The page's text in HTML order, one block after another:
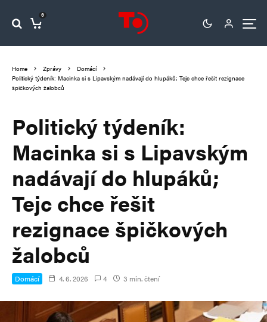
0
Home Zprávy
Domácí
Politický týdeník: Macinka si s Lipavským nadávají do hlupáků; Tejc chce řešit rezignace
špičkových žalobců
Politický týdeník:
Macinka si s Lipavským
nadávají do hlupáků;
Tejc chce řešit
rezignace špičkových
žalobců
Domácí 4. 6. 2026 4 3 min. čtení